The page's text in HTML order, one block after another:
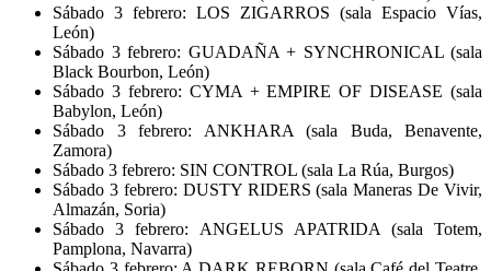
Sábado 3 febrero: LOS ZIGARROS (sala Espacio Vías,
León)
Sábado 3 febrero: GUADAÑA + SYNCHRONICAL (sala
Black Bourbon, León)
Sábado 3 febrero: CYMA + EMPIRE OF DISEASE (sala
Babylon, León)
Sábado 3 febrero: ANKHARA (sala Buda, Benavente,
Zamora)
Sábado 3 febrero: SIN CONTROL (sala La Rúa, Burgos)
Sábado 3 febrero: DUSTY RIDERS (sala Maneras De Vivir,
Almazán, Soria)
Sábado 3 febrero: ANGELUS APATRIDA (sala Totem,
Pamplona, Navarra)